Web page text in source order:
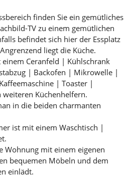
finden Sie ein gemütliches
TV zu einem gemütlichen
befindet sich hier der Essplatz
liegt die Küche.
Ceranfeld | Kühlschrank
| Backofen | Mikrowelle |
| Toaster |
Küchenhelfern.
in die beiden charmanten
ist mit einem Waschtisch |
Wohnung mit einem eigenen
bequemen Möbeln und dem
einlädt.